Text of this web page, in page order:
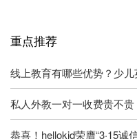
重点推荐
线上教育有哪些优势？少儿
私人外教一对一收费贵不
恭喜！hellokid荣膺“3·15诚